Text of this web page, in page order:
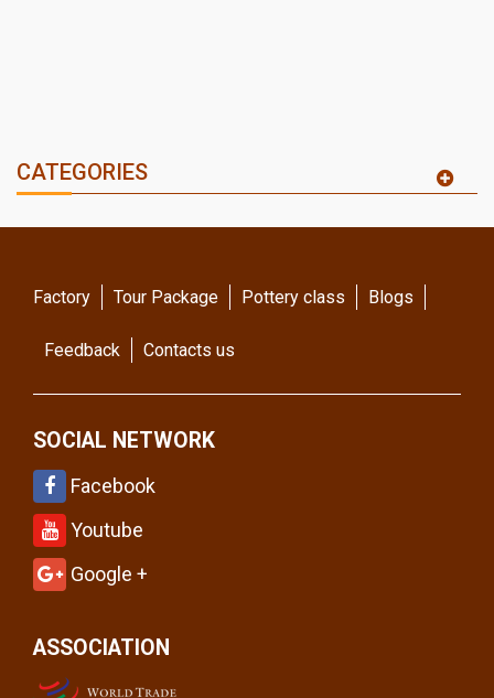
CATEGORIES
Factory Tour Package Pottery class Blogs
Feedback Contacts us
SOCIAL NETWORK
Facebook
Youtube
Google +
ASSOCIATION